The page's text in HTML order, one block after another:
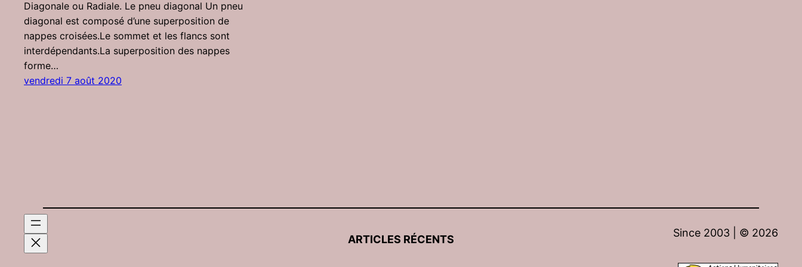
Diagonale ou Radiale. Le pneu diagonal Un pneu
diagonal est composé d’une superposition de
nappes croisées.Le sommet et les flancs sont
interdépendants.La superposition des nappes
forme…
vendredi 7 août 2020
ARTICLES RÉCENTS
Since 2003 | © 2026